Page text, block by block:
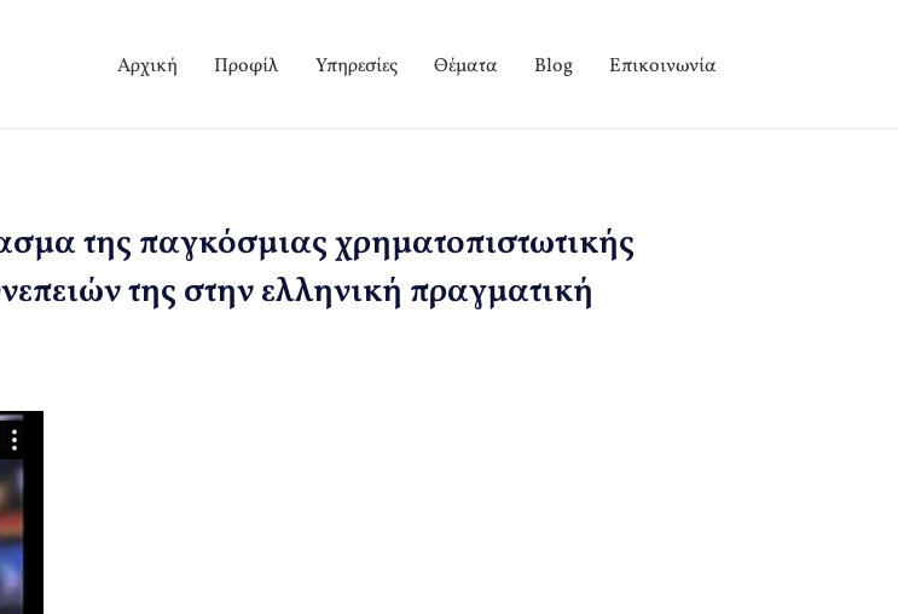
Αρχική Προφίλ Υπηρεσίες Θέματα Blog Επικοινωνία
της παγκόσμιας χρηματοπιστωτικής
της στην ελληνική πραγματική